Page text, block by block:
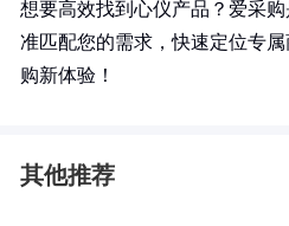
想要高效找到心仪产品？爱采
准匹配您的需求，快速定位专
购新体验！
其他推荐